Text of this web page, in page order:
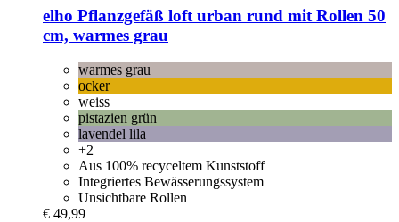
elho Pflanzgefäß loft urban rund mit Rollen 50
cm, warmes grau
warmes grau
ocker
weiss
pistazien grün
lavendel lila
+2
Aus 100% recyceltem Kunststoff
Integriertes Bewässerungssystem
Unsichtbare Rollen
€ 49,99